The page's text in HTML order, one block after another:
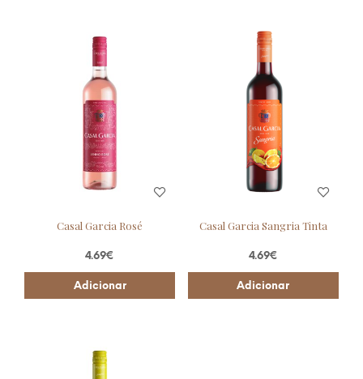
Casal Garcia Rosé
4.69€
Adicionar
Casal Garcia Sangria Tinta
4.69€
Adicionar